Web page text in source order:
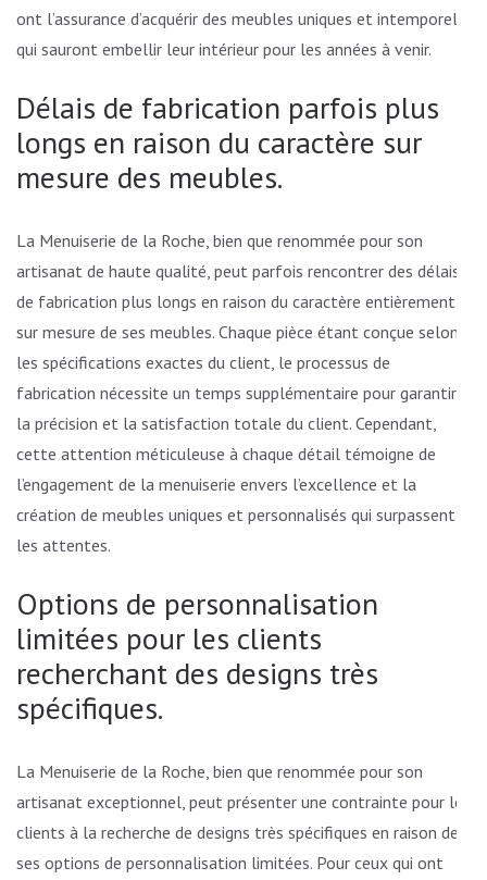
ont l’assurance d’acquérir des meubles uniques et intemporels
qui sauront embellir leur intérieur pour les années à venir.
Délais de fabrication parfois plus
longs en raison du caractère sur
mesure des meubles.
La Menuiserie de la Roche, bien que renommée pour son
artisanat de haute qualité, peut parfois rencontrer des délais
de fabrication plus longs en raison du caractère entièrement
sur mesure de ses meubles. Chaque pièce étant conçue selon
les spécifications exactes du client, le processus de
fabrication nécessite un temps supplémentaire pour garantir
la précision et la satisfaction totale du client. Cependant,
cette attention méticuleuse à chaque détail témoigne de
l’engagement de la menuiserie envers l’excellence et la
création de meubles uniques et personnalisés qui surpassent
les attentes.
Options de personnalisation
limitées pour les clients
recherchant des designs très
spécifiques.
La Menuiserie de la Roche, bien que renommée pour son
artisanat exceptionnel, peut présenter une contrainte pour les
clients à la recherche de designs très spécifiques en raison de
ses options de personnalisation limitées. Pour ceux qui ont